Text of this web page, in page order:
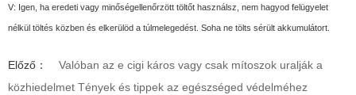
V: Igen, ha eredeti vagy minőségellenőrzött töltőt használsz, nem hagyod felügyelet
nélkül töltés közben és elkerülöd a túlmelegedést. Soha ne tölts sérült akkumulátort.
Előző：
Valóban az e cigi káros vagy csak mítoszok uralják a
közhiedelmet Tények és tippek az egészséged védelméhez